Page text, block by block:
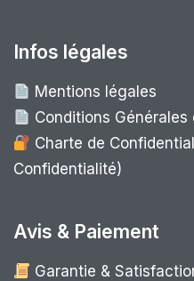
Infos légales
Mentions légales
Conditions Générales
Charte de
Confidentialité)
Avis & Paiement
Garantie &